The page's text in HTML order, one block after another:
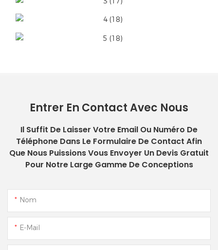
Entrer En Contact Avec Nous
Il Suffit De Laisser Votre Email Ou Numéro De
Téléphone Dans Le Formulaire De Contact Afin
Que Nous Puissions Vous Envoyer Un Devis Gratuit
Pour Notre Large Gamme De Conceptions
Nom
E-Mail